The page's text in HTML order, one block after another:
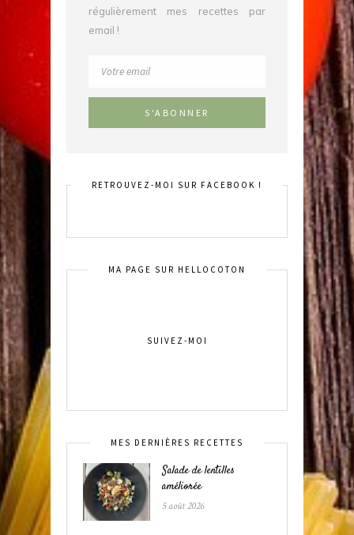
régulièrement mes recettes par
email !
RETROUVEZ-MOI SUR FACEBOOK !
MA PAGE SUR HELLOCOTON
SUIVEZ-MOI
MES DERNIÈRES RECETTES
Salade de lentilles
améliorée
5 août 2026